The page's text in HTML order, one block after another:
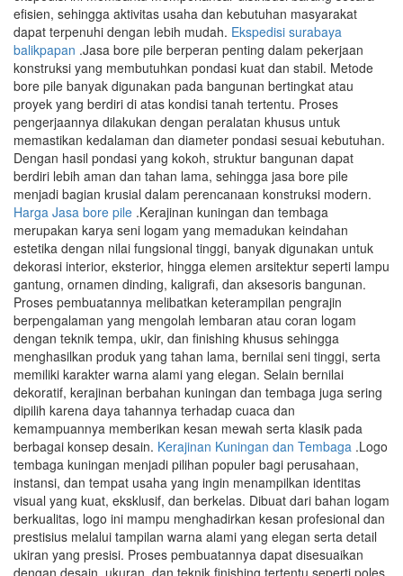
efisien, sehingga aktivitas usaha dan kebutuhan masyarakat
dapat terpenuhi dengan lebih mudah. Ekspedisi surabaya
balikpapan .Jasa bore pile berperan penting dalam pekerjaan
konstruksi yang membutuhkan pondasi kuat dan stabil. Metode
bore pile banyak digunakan pada bangunan bertingkat atau
proyek yang berdiri di atas kondisi tanah tertentu. Proses
pengerjaannya dilakukan dengan peralatan khusus untuk
memastikan kedalaman dan diameter pondasi sesuai kebutuhan.
Dengan hasil pondasi yang kokoh, struktur bangunan dapat
berdiri lebih aman dan tahan lama, sehingga jasa bore pile
menjadi bagian krusial dalam perencanaan konstruksi modern.
Harga Jasa bore pile .Kerajinan kuningan dan tembaga
merupakan karya seni logam yang memadukan keindahan
estetika dengan nilai fungsional tinggi, banyak digunakan untuk
dekorasi interior, eksterior, hingga elemen arsitektur seperti lampu
gantung, ornamen dinding, kaligrafi, dan aksesoris bangunan.
Proses pembuatannya melibatkan keterampilan pengrajin
berpengalaman yang mengolah lembaran atau coran logam
dengan teknik tempa, ukir, dan finishing khusus sehingga
menghasilkan produk yang tahan lama, bernilai seni tinggi, serta
memiliki karakter warna alami yang elegan. Selain bernilai
dekoratif, kerajinan berbahan kuningan dan tembaga juga sering
dipilih karena daya tahannya terhadap cuaca dan
kemampuannya memberikan kesan mewah serta klasik pada
berbagai konsep desain. Kerajinan Kuningan dan Tembaga .Logo
tembaga kuningan menjadi pilihan populer bagi perusahaan,
instansi, dan tempat usaha yang ingin menampilkan identitas
visual yang kuat, eksklusif, dan berkelas. Dibuat dari bahan logam
berkualitas, logo ini mampu menghadirkan kesan profesional dan
prestisius melalui tampilan warna alami yang elegan serta detail
ukiran yang presisi. Proses pembuatannya dapat disesuaikan
dengan desain, ukuran, dan teknik finishing tertentu seperti poles